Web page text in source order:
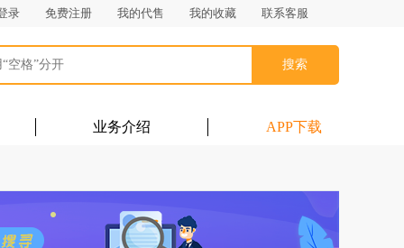
录 免费注册 我的代售 我的收藏 联系客服
搜索
业务介绍 APP下载